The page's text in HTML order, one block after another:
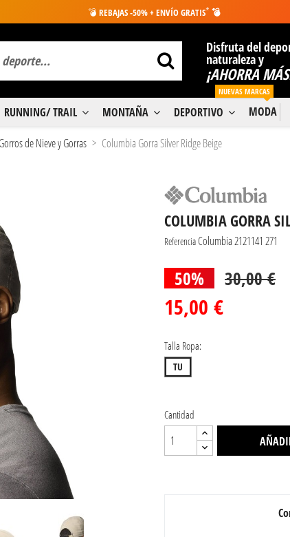
💣 REBAJAS -50% + ENVÍO GRATIS* 💣
Disfruta del
naturaleza y
¡AHORRA
RUNNING/ TRAIL MONTAÑA DEPORTIVO MODA
NUEVAS MARCAS
de Nieve y Gorras Columbia Gorra Silver Ridge Beige
COLUMBIA GORRA
Referencia Columbia 2121141 271
50% 30,00 €
15,00 €
Talla Ropa:
TU
Cantidad